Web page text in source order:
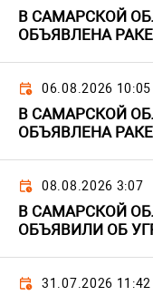
В САМАРСКОЙ
ОБЪЯВЛЕНА
06.08.2026 10:05
В САМАРСКОЙ
ОБЪЯВЛЕНА
08.08.2026 3:07
В САМАРСКОЙ
ОБЪЯВИЛИ ОБ
31.07.2026 11:42